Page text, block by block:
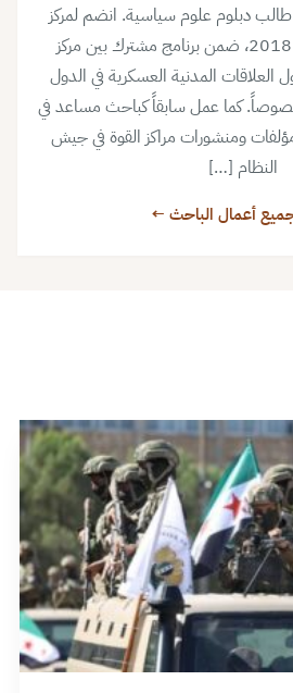
دبلوم علوم سياسية. انضم لمركز
عمران مع بدايات عام 2018، ضمن برنامج مشترك بين مركز
العلاقات المدنية العسكرية في الدول
كما عمل سابقاً كباحث مساعد في
ومنشورات مراكز القوة في جيش
النظام […]
أعمال الباحث ←